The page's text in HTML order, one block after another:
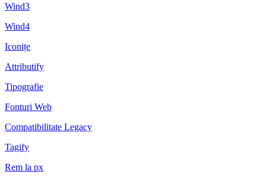
Wind3
Wind4
Iconițe
Attributify
Tipografie
Fonturi Web
Compatibilitate Legacy
Tagify
Rem la px